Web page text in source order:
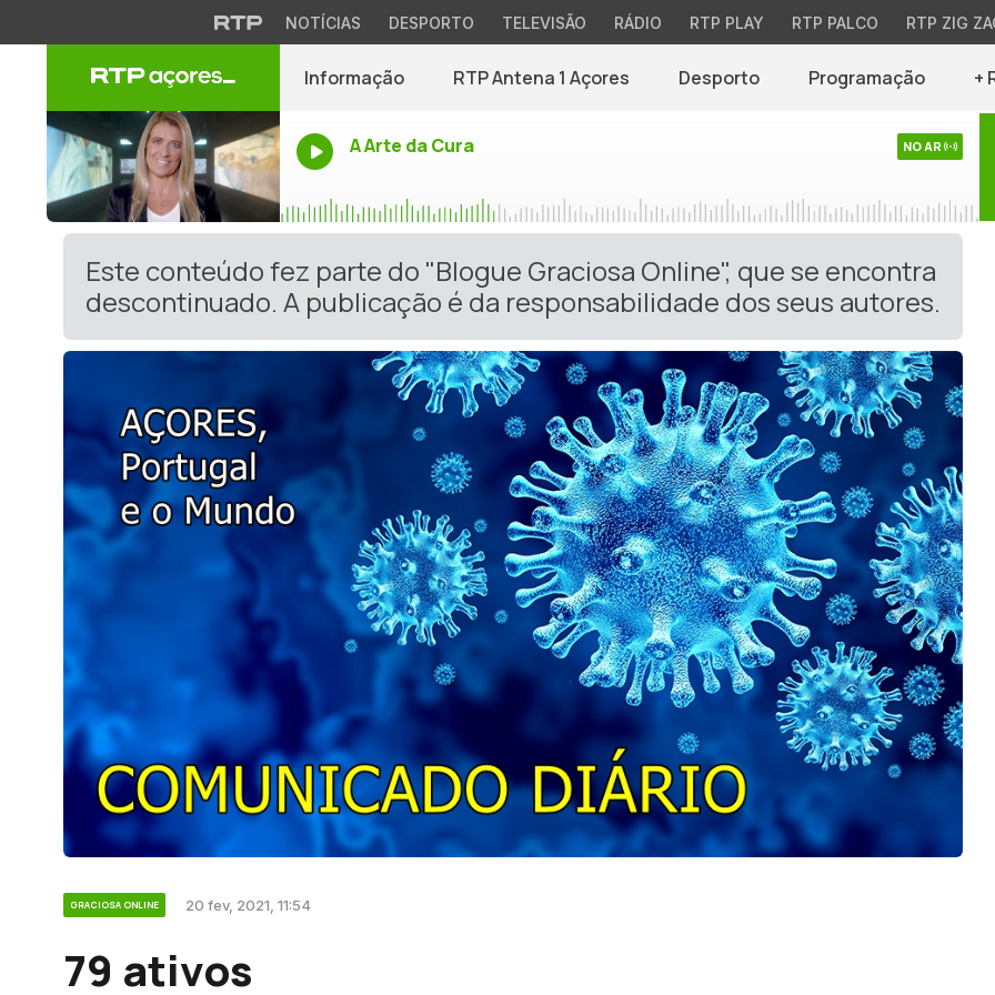
NOTÍCIAS DESPORTO TELEVISÃO RÁDIO RTP PLAY RTP PALCO RTP ZIG
Informação RTP Antena 1 Açores Desporto Programação +
A Arte da Cura NO AR
Este conteúdo fez parte do "Blogue Graciosa Online", que se encontra
descontinuado. A publicação é da responsabilidade dos seus autores.
GRACIOSA ONLINE 20 fev, 2021, 11:54
79 ativos